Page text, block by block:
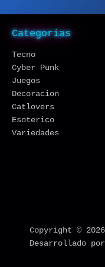
Categorias
Tecno
Cyber Punk
Juegos
Decoracion
Catlovers
Esoterico
Variedades
Copyright ©
Desarrollado